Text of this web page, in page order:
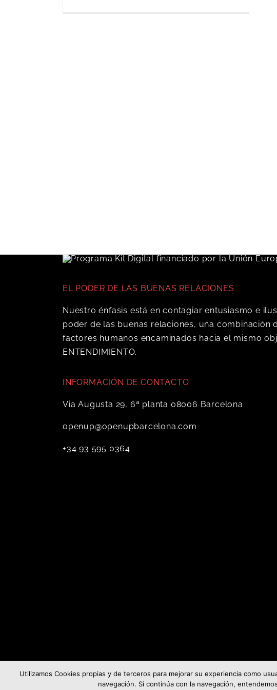
EL PODER DE LAS BUENAS RELACIONES
Nuestro énfasis está en contagiar entusiasmo e
poder de las buenas relaciones, una combinación
factores humanos encaminados hacia el mismo
ENTENDIMIENTO.
INFORMACIÓN DE CONTACTO
Via Augusta 29, 6ª planta 08006 Barcelona
openup@openupbarcelona.com
+34 93 595 0364
Utilizamos Cookies propias y de terceros para mejorar su experiencia como
navegación. Si continúa con la navegación,